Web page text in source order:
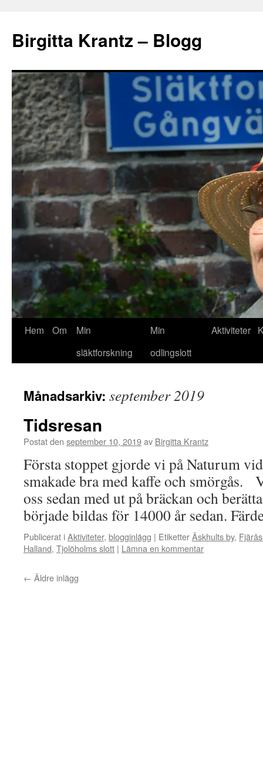
innehåll
Birgitta Krantz – Blogg
Hem Om
Min
släktforskning
Min
odlingslott
Aktiviteter
Månadsarkiv: september 2019
Tidsresan
Postat den september 10, 2019av Birgitta Krantz
Första stoppet gjorde vi på Naturum
smakade bra med kaffe och smörgås.
oss sedan med ut på bräckan och
började bildas för 14000 år sedan.
Publicerat iAktiviteter, blogginlägg | EtiketterÄskhults by,
Halland, Tjolöholms slott | Lämna en kommentar
← Äldre inlägg